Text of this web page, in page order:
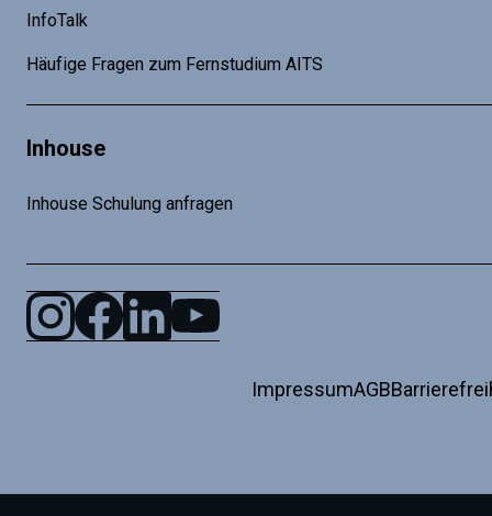
InfoTalk
Häufige Fragen zum Fernstudium AITS
Inhouse
Inhouse Schulung anfragen
ImpressumAGB